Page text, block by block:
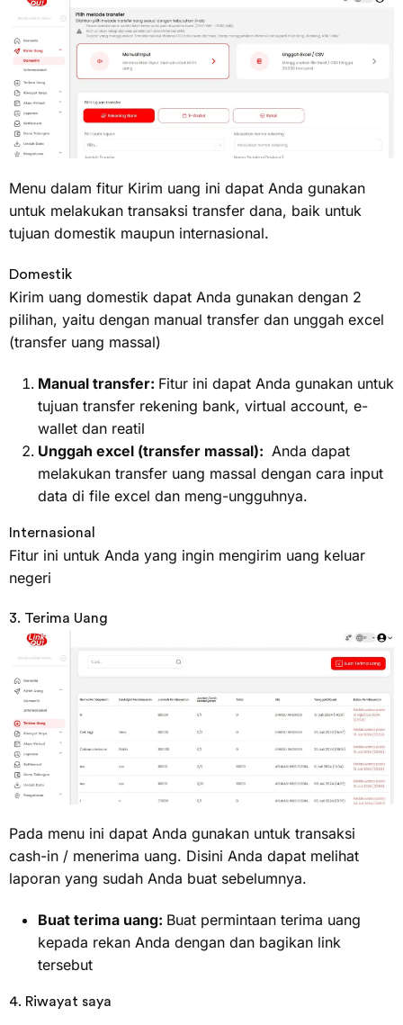
Menu dalam fitur Kirim uang ini dapat Anda gunakan
untuk melakukan transaksi transfer dana, baik untuk
tujuan domestik maupun internasional.
Domestik
Kirim uang domestik dapat Anda gunakan dengan 2
pilihan, yaitu dengan manual transfer dan unggah excel
(transfer uang massal)
Manual transfer: Fitur ini dapat Anda gunakan untuk
tujuan transfer rekening bank, virtual account, e-
wallet dan reatil
Unggah excel (transfer massal): Anda dapat
melakukan transfer uang massal dengan cara input
data di file excel dan meng-ungguhnya.
Internasional
Fitur ini untuk Anda yang ingin mengirim uang keluar
negeri
3. Terima Uang
Pada menu ini dapat Anda gunakan untuk transaksi
cash-in / menerima uang. Disini Anda dapat melihat
laporan yang sudah Anda buat sebelumnya.
Buat terima uang: Buat permintaan terima uang
kepada rekan Anda dengan dan bagikan link
tersebut
4. Riwayat saya